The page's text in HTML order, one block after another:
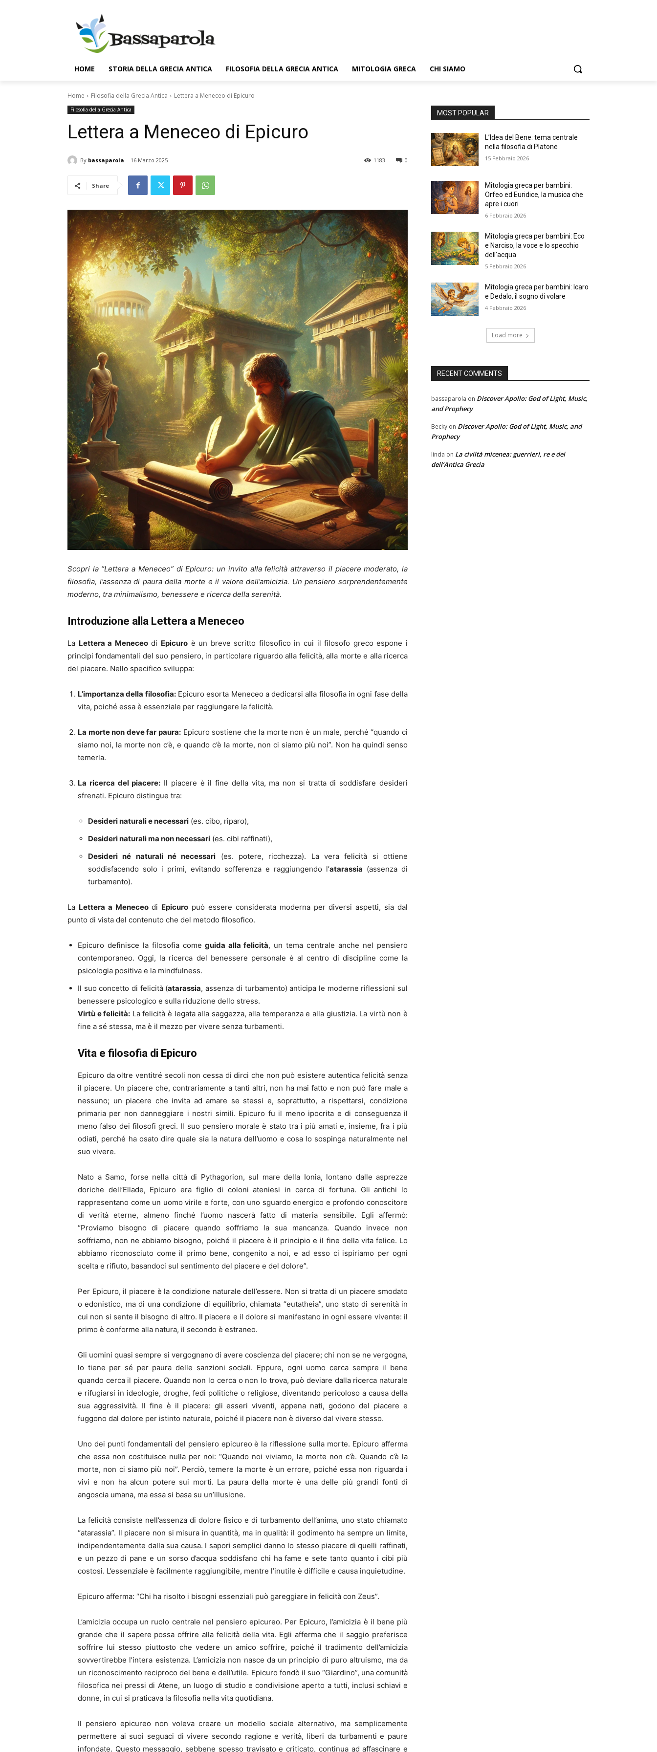
HOME STORIA DELLA GRECIA ANTICA FILOSOFIA DELLA GRECIA ANTICA MITOLOGIA GRECA CHI SIAMO
Home Filosofia della Grecia Antica Lettera a Meneceo di Epicuro
Filosofia della Grecia Antica
Lettera a Meneceo di Epicuro
By bassaparola 16 Marzo 2025 0
1183
Share
Scopri la “Lettera a Meneceo” di Epicuro: un invito alla felicità attraverso il piacere moderato, la
filosofia, l’assenza di paura della morte e il valore dell’amicizia. Un pensiero sorprendentemente
moderno, tra minimalismo, benessere e ricerca della serenità.
Introduzione alla Lettera a Meneceo
La Lettera a Meneceodi Epicuroè un breve scritto filosofico in cui il filosofo greco espone i
principi fondamentali del suo pensiero, in particolare riguardo alla felicità, alla morte e alla ricerca
del piacere. Nello specifico sviluppa:
L’importanza della filosofia:Epicuro esorta Meneceo a dedicarsi alla filosofia in ogni fase della
vita, poiché essa è essenziale per raggiungere la felicità.
La morte non deve far paura:Epicuro sostiene che la morte non è un male, perché “quando ci
siamo noi, la morte non c’è, e quando c’è la morte, non ci siamo più noi”. Non ha quindi senso
temerla.
La ricerca del piacere: Il piacere è il fine della vita, ma non si tratta di soddisfare desideri
sfrenati. Epicuro distingue tra:
Desideri naturali e necessari (es. cibo, riparo),
Desideri naturali ma non necessari (es. cibi raffinati),
Desideri né naturali né necessari (es. potere, ricchezza). La vera felicità si ottiene
soddisfacendo solo i primi, evitando sofferenza e raggiungendo l’atarassia (assenza di
turbamento).
La Lettera a Meneceodi Epicuro può essere considerata moderna per diversi aspetti, sia dal
punto di vista del contenuto che del metodo filosofico.
Epicuro definisce la filosofia come guida alla felicità, un tema centrale anche nel pensiero
contemporaneo. Oggi, la ricerca del benessere personale è al centro di discipline come la
psicologia positiva e la mindfulness.
Il suo concetto di felicità (atarassia, assenza di turbamento) anticipa le moderne riflessioni sul
benessere psicologico e sulla riduzione dello stress.
Virtù e felicità: La felicità è legata alla saggezza, alla temperanza e alla giustizia. La virtù non è
fine a sé stessa, ma è il mezzo per vivere senza turbamenti.
Vita e filosofia di Epicuro
Epicuro da oltre ventitré secoli non cessa di dirci che non può esistere autentica felicità senza
il piacere. Un piacere che, contrariamente a tanti altri, non ha mai fatto e non può fare male a
nessuno; un piacere che invita ad amare se stessi e, soprattutto, a rispettarsi, condizione
primaria per non danneggiare i nostri simili. Epicuro fu il meno ipocrita e di conseguenza il
meno falso dei filosofi greci. Il suo pensiero morale è stato tra i più amati e, insieme, fra i più
odiati, perché ha osato dire quale sia la natura dell’uomo e cosa lo sospinga naturalmente nel
suo vivere.
Nato a Samo, forse nella città di Pythagorion, sul mare della Ionia, lontano dalle asprezze
doriche dell’Ellade, Epicuro era figlio di coloni ateniesi in cerca di fortuna. Gli antichi lo
rappresentano come un uomo virile e forte, con uno sguardo energico e profondo conoscitore
di verità eterne, almeno finché l’uomo nascerà fatto di materia sensibile. Egli affermò:
“Proviamo bisogno di piacere quando soffriamo la sua mancanza. Quando invece non
soffriamo, non ne abbiamo bisogno, poiché il piacere è il principio e il fine della vita felice. Lo
abbiamo riconosciuto come il primo bene, congenito a noi, e ad esso ci ispiriamo per ogni
scelta e rifiuto, basandoci sul sentimento del piacere e del dolore”.
Per Epicuro, il piacere è la condizione naturale dell’essere. Non si tratta di un piacere smodato
o edonistico, ma di una condizione di equilibrio, chiamata “eutatheia”, uno stato di serenità in
cui non si sente il bisogno di altro. Il piacere e il dolore si manifestano in ogni essere vivente: il
primo è conforme alla natura, il secondo è estraneo.
Gli uomini quasi sempre si vergognano di avere coscienza del piacere; chi non se ne vergogna,
lo tiene per sé per paura delle sanzioni sociali. Eppure, ogni uomo cerca sempre il bene
quando cerca il piacere. Quando non lo cerca o non lo trova, può deviare dalla ricerca naturale
e rifugiarsi in ideologie, droghe, fedi politiche o religiose, diventando pericoloso a causa della
sua aggressività. Il fine è il piacere: gli esseri viventi, appena nati, godono del piacere e
fuggono dal dolore per istinto naturale, poiché il piacere non è diverso dal vivere stesso.
Uno dei punti fondamentali del pensiero epicureo è la riflessione sulla morte. Epicuro afferma
che essa non costituisce nulla per noi: “Quando noi viviamo, la morte non c’è. Quando c’è la
morte, non ci siamo più noi”. Perciò, temere la morte è un errore, poiché essa non riguarda i
vivi e non ha alcun potere sui morti. La paura della morte è una delle più grandi fonti di
angoscia umana, ma essa si basa su un’illusione.
La felicità consiste nell’assenza di dolore fisico e di turbamento dell’anima, uno stato chiamato
“atarassia”. Il piacere non si misura in quantità, ma in qualità: il godimento ha sempre un limite,
indipendentemente dalla sua causa. I sapori semplici danno lo stesso piacere di quelli raffinati,
e un pezzo di pane e un sorso d’acqua soddisfano chi ha fame e sete tanto quanto i cibi più
costosi. L’essenziale è facilmente raggiungibile, mentre l’inutile è difficile e causa inquietudine.
Epicuro afferma: “Chi ha risolto i bisogni essenziali può gareggiare in felicità con Zeus”.
L’amicizia occupa un ruolo centrale nel pensiero epicureo. Per Epicuro, l’amicizia è il bene più
grande che il sapere possa offrire alla felicità della vita. Egli afferma che il saggio preferisce
soffrire lui stesso piuttosto che vedere un amico soffrire, poiché il tradimento dell’amicizia
sovvertirebbe l’intera esistenza. L’amicizia non nasce da un principio di puro altruismo, ma da
un riconoscimento reciproco del bene e dell’utile. Epicuro fondò il suo “Giardino”, una comunità
filosofica nei pressi di Atene, un luogo di studio e condivisione aperto a tutti, inclusi schiavi e
donne, in cui si praticava la filosofia nella vita quotidiana.
Il pensiero epicureo non voleva creare un modello sociale alternativo, ma semplicemente
permettere ai suoi seguaci di vivere secondo ragione e verità, liberi da turbamenti e paure
infondate. Questo messaggio, sebbene spesso travisato e criticato, continua ad affascinare e
MOST POPULAR
L’Idea del Bene: tema centrale
nella filosofia di Platone
15 Febbraio 2026
Mitologia greca per bambini:
Orfeo ed Euridice, la musica che
apre i cuori
6 Febbraio 2026
Mitologia greca per bambini: Eco
e Narciso, la voce e lo specchio
dell’acqua
5 Febbraio 2026
Mitologia greca per bambini: Icaro
e Dedalo, il sogno di volare
4 Febbraio 2026
Load more
RECENT COMMENTS
bassaparola on Discover Apollo: God of Light, Music,
and Prophecy
Becky on Discover Apollo: God of Light, Music, and
Prophecy
linda on La civiltà micenea: guerrieri, re e dei
dell’Antica Grecia